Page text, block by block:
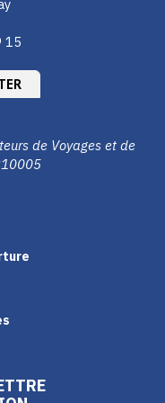
15
de Voyages et de